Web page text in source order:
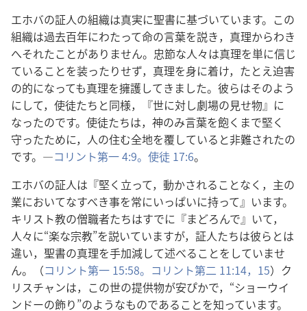
エホバの証人の組織は真実に聖書に基づいています。この
組織は過去百年にわたって命の言葉を説き，真理からわき
へそれたことがありません。忠節な人々は真理を単に信じ
ていることを装ったりせず，真理を身に着け，たとえ迫害
の的になっても真理を擁護してきました。彼らはそのよう
にして，使徒たちと同様，『世に対し劇場の見せ物』に
なったのです。使徒たちは，神のみ言葉を飽くまで堅く
守ったために，人の住む全地を覆していると非難されたの
です。―コリント第一 4:9。 使徒 17:6。
エホバの証人は『堅く立って，動かされることなく，主の
業においてなすべき事を常にいっぱいに持って』います。
キリスト教の僧職者たちはすでに『まどろんで』いて，
人々に“楽な宗教”を説いていますが，証人たちは彼らとは
違い，聖書の真理を手加減して述べることをしていませ
ん。（コリント第一 15:58。 コリント第二 11:14，15）ク
リスチャンは，この世の提供物が安ぴかで，“ショーウイ
ンドーの飾り”のようなものであることを知っています。